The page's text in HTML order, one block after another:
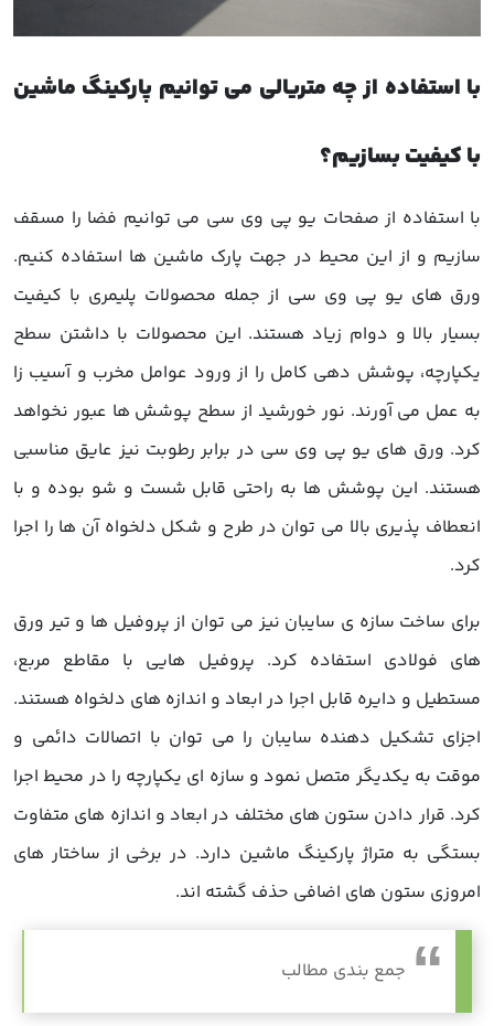
با استفاده از چه متریالی می توانیم پارکینگ ماشین
با کیفیت بسازیم؟
با استفاده از صفحات یو پی وی سی می توانیم فضا را مسقف
سازیم و از این محیط در جهت پارک ماشین ها استفاده کنیم.
ورق های یو پی وی سی از جمله محصولات پلیمری با کیفیت
بسیار بالا و دوام زیاد هستند. این محصولات با داشتن سطح
یکپارچه، پوشش دهی کامل را از ورود عوامل مخرب و آسیب زا
به عمل می آورند. نور خورشید از سطح پوشش ها عبور نخواهد
کرد. ورق های یو پی وی سی در برابر رطوبت نیز عایق مناسبی
هستند. این پوشش ها به راحتی قابل شست و شو بوده و با
انعطاف پذیری بالا می توان در طرح و شکل دلخواه آن ها را اجرا
کرد.
برای ساخت سازه ی سایبان نیز می توان از پروفیل ها و تیر ورق
های فولادی استفاده کرد. پروفیل هایی با مقاطع مربع،
مستطیل و دایره قابل اجرا در ابعاد و اندازه های دلخواه هستند.
اجزای تشکیل دهنده سایبان را می توان با اتصالات دائمی و
موقت به یکدیگر متصل نمود و سازه ای یکپارچه را در محیط اجرا
کرد. قرار دادن ستون های مختلف در ابعاد و اندازه های متفاوت
بستگی به متراژ پارکینگ ماشین دارد. در برخی از ساختار های
امروزی ستون های اضافی حذف گشته اند.
جمع بندی مطالب